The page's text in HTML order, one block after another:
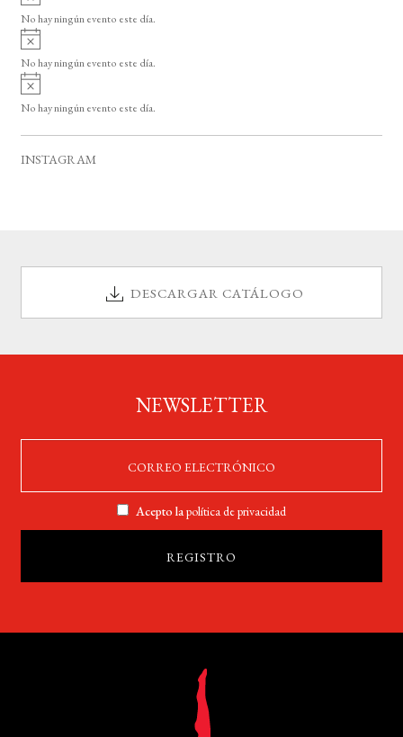
o
v
i
o
No hay ningún evento este día.
A
v
i
o
No hay ningún evento este día.
A
v
i
No hay ningún evento este día.
INSTAGRAM
DESCARGAR CATÁLOGO
NEWSLETTER
Acepto lapolítica de privacidad